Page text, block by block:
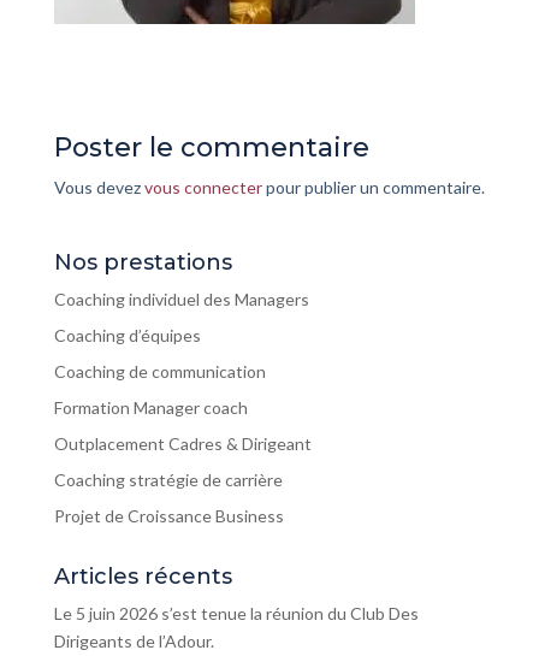
Poster le commentaire
Vous devezvous connecterpour publier un commentaire.
Nos prestations
Coaching individuel des Managers
Coaching d’équipes
Coaching de communication
Formation Manager coach
Outplacement Cadres & Dirigeant
Coaching stratégie de carrière
Projet de Croissance Business
Articles récents
Le 5 juin 2026 s’est tenue la réunion du Club Des
Dirigeants de l’Adour.